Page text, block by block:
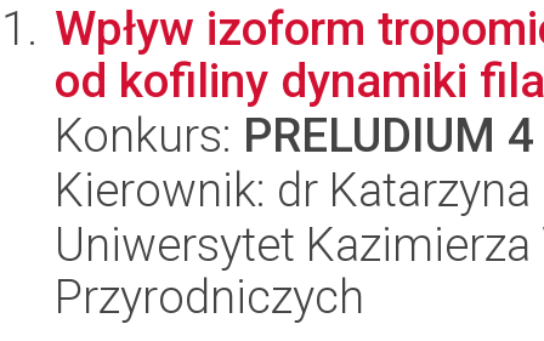
Wpływ izoform
od kofiliny dynamiki
Konkurs: PRELUDIUM 4
Kierownik: dr
Uniwersytet Kazimierza
Przyrodniczych